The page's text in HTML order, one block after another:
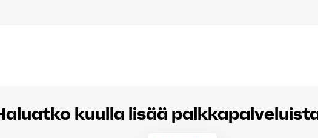
kuulla lisää